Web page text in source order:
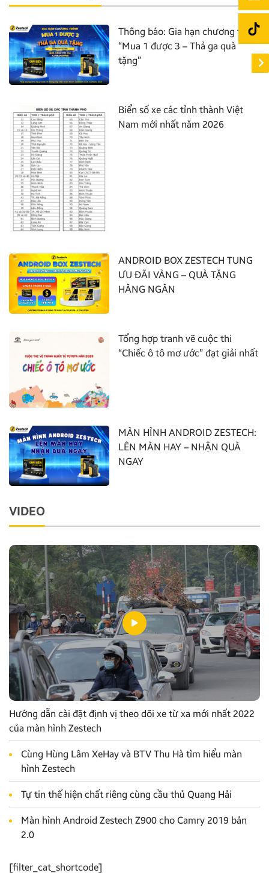
Thông báo: Gia hạn chương trình
“Mua 1 được 3 – Thả ga quà
tặng”
Biển số xe các tỉnh thành Việt
Nam mới nhất năm 2026
ANDROID BOX ZESTECH TUNG
ƯU ĐÃI VÀNG – QUÀ TẶNG
HÀNG NGÀN
Tổng hợp tranh vẽ cuộc thi
“Chiếc ô tô mơ ước” đạt giải nhất
MÀN HÌNH ANDROID ZESTECH:
LÊN MÀN HAY – NHẬN QUÀ
NGAY
VIDEO
Hướng dẫn cài đặt định vị theo dõi xe từ xa mới nhất 2022
của màn hình Zestech
Cùng Hùng Lâm XeHay và BTV Thu Hà tìm hiểu màn
hình Zestech
Tự tin thể hiện chất riêng cùng cầu thủ Quang Hải
Màn hình Android Zestech Z900 cho Camry 2019 bản
2.0
[filter_cat_shortcode]